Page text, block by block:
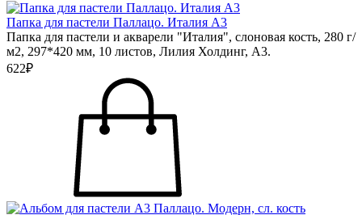
Папка для пастели Паллацо. Италия А3
Папка для пастели и акварели "Италия", слоновая кость, 280 г/
м2, 297*420 мм, 10 листов, Лилия Холдинг, А3.
622₽